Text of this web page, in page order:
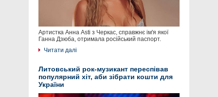
Артистка Анна Asti з Черкас, справжнє ім'я якої
Ганна Дзюба, отримала російський паспорт.
Читати далі
Литовський рок-музикант переспівав
популярний хіт, аби зібрати кошти для
України